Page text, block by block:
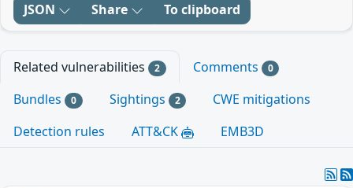
JSON Share To clipboard
Related vulnerabilities 2 Comments 0
Bundles 0 Sightings 2
CWE mitigations
Detection rules
ATT&CK EMB3D